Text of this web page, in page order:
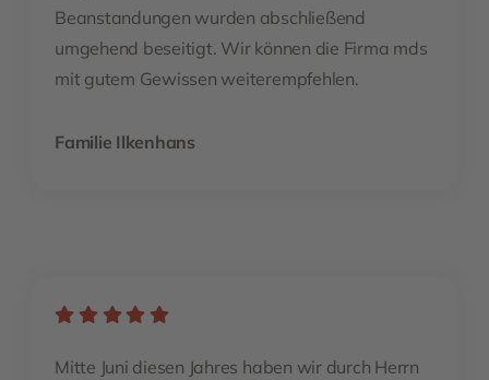
Beanstandungen wurden abschließend
umgehend beseitigt. Wir können die Firma mds
mit gutem Gewissen weiterempfehlen.
Familie Ilkenhans
Mitte Juni diesen Jahres haben wir durch Herrn